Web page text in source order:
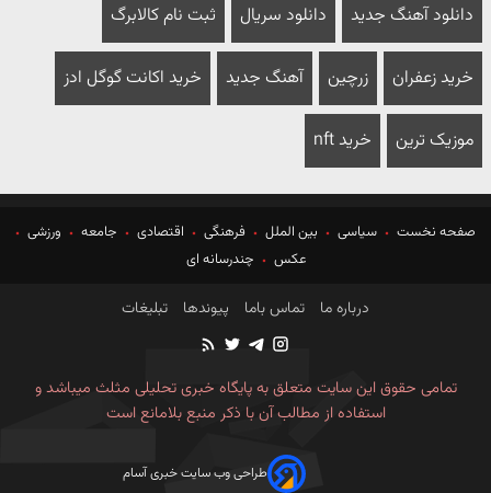
دانلود آهنگ جدید دانلود سریال ثبت نام کالابرگ
خرید زعفران زرچین آهنگ جدید خرید اکانت گوگل ادز
موزیک ترین خرید nft
صفحه نخست سیاسی بین الملل فرهنگی اقتصادی جامعه
ورزشی
عکس
چندرسانه ای
درباره ما تماس باما پیوندها تبلیغات
تمامی حقوق این سایت متعلق به پایگاه خبری تحلیلی مثلث میباشد و
استفاده از مطالب آن با ذکر منبع بلامانع است
طراحی وب سایت خبری آسام